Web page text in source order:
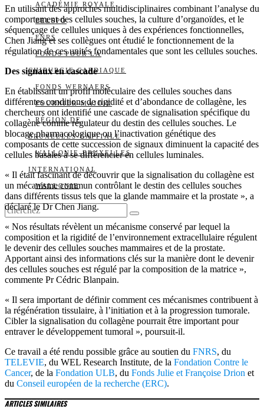
ACADÉMIE ROYALE
BELSPO
FNRS
FONDS POUR LA
CHIRURGIE CARDIAQUE
FONDS WERNAERS
FOURNIER-MAJOIE
RÉGION DE
BRUXELLES-CAPITALE
WALLONIE-BRUXELLES
INTERNATIONAL
WALLONIE
En utilisant des approches multidisciplinaires combinant l’analyse du
comportement des cellules souches, la culture d’organoïdes, et le
séquençage de cellules uniques à des expériences fonctionnelles,
Chen Jiang et ses collègues ont étudié le fonctionnement de la
régulation de ces unités fondamentales que sont les cellules souches.
Des signaux en cascade
En établissant un profil moléculaire des cellules souches dans
différentes conditions de rigidité et d’abondance de collagène, les
chercheurs ont identifié une cascade de signalisation spécifique du
collagène comme régulateur du destin des cellules souches. Le
blocage pharmacologique ou l’inactivation génétique des
composants de cette succession de signaux diminuent la capacité des
cellules basales à se différencier en cellules luminales.
« Il était fascinant de découvrir que la signalisation du collagène est
un mécanisme commun contrôlant le destin des cellules souches
dans différents tissus tels que la glande mammaire et la prostate », a
déclaré le Dr Chen Jiang.
« Nos résultats révèlent un mécanisme conservé par lequel la
composition et la rigidité de l’environnement extracellulaire régulent
le devenir des cellules souches mammaires et de la prostate.
Apportant ainsi des informations clés sur la manière dont le devenir
des cellules souches est régulé par la composition de la matrice »,
commente Pr Cédric Blanpain.
« Il sera important de définir comment ces mécanismes contribuent à
la régénération tissulaire, à l’initiation et à la progression tumorale.
Cibler la signalisation du collagène pourrait être important pour
entraver le développement tumoral », poursuit-il.
Ce travail a été rendu possible grâce au soutien du FNRS, du
TELEVIE, du WEL Research Institute, de la Fondation Contre le
Cancer, de la Fondation ULB, du Fonds Julie et Françoise Drion et
du Conseil européen de la recherche (ERC).
ARTICLES SIMILAIRES